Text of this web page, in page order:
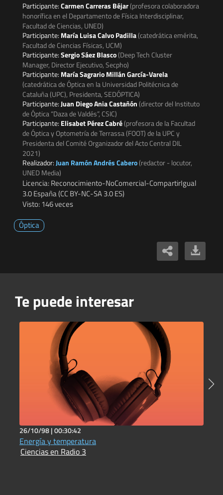
Participante:Carmen Carreras Béjar(profesora colaboradora
honorífica en el Departamento de Física Interdisciplinar,
Facultad de Ciencias, UNED)
Participante: María Luisa Calvo Padilla(catedrática emérita,
Facultad de Ciencias Físicas, UCM)
Participante:Sergio Sáez Blasco(Deep Tech Cluster
Manager, Director Ejecutivo, Secpho)
Participante: María Sagrario Millán García-Varela
(catedrática de Óptica en la Universidad Politécnica de
Cataluña (UPC), Presidenta, SEDÓPTICA)
Participante:Juan Diego Ania Castañón(director del Instituto
de Óptica “Daza de Valdés”, CSIC)
Participante: Elisabet Pérez Cabré(profesora de la Facultad
de Óptica y Optometría de Terrassa (FOOT) de la UPC y
Presidenta del Comité Organizador del Acto Central DIL
2021)
Realizador:Juan Ramón Andrés Cabero(redactor - locutor,
UNED Media)
Licencia: Reconocimiento-NoComercial-CompartirIgual
3.0 España (CC BY-NC-SA 3.0 ES)
Visto: 146 veces
Óptica
Te puede interesar
26/10/98 |00:30:42
Energía y temperatura
Ciencias en Radio 3